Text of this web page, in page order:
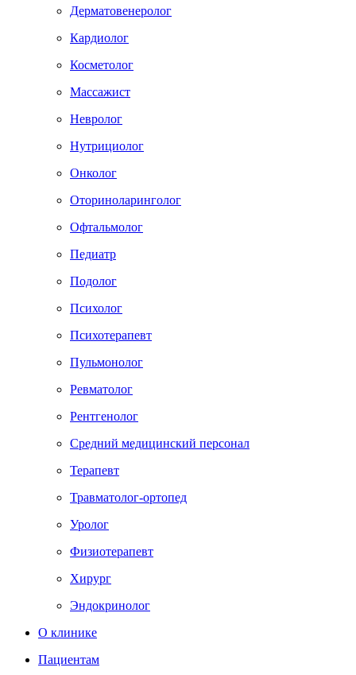
Дерматовенеролог
Кардиолог
Косметолог
Массажист
Невролог
Нутрициолог
Онколог
Оториноларинголог
Офтальмолог
Педиатр
Подолог
Психолог
Психотерапевт
Пульмонолог
Ревматолог
Рентгенолог
Средний медицинский персонал
Терапевт
Травматолог-ортопед
Уролог
Физиотерапевт
Хирург
Эндокринолог
О клинике
Пациентам